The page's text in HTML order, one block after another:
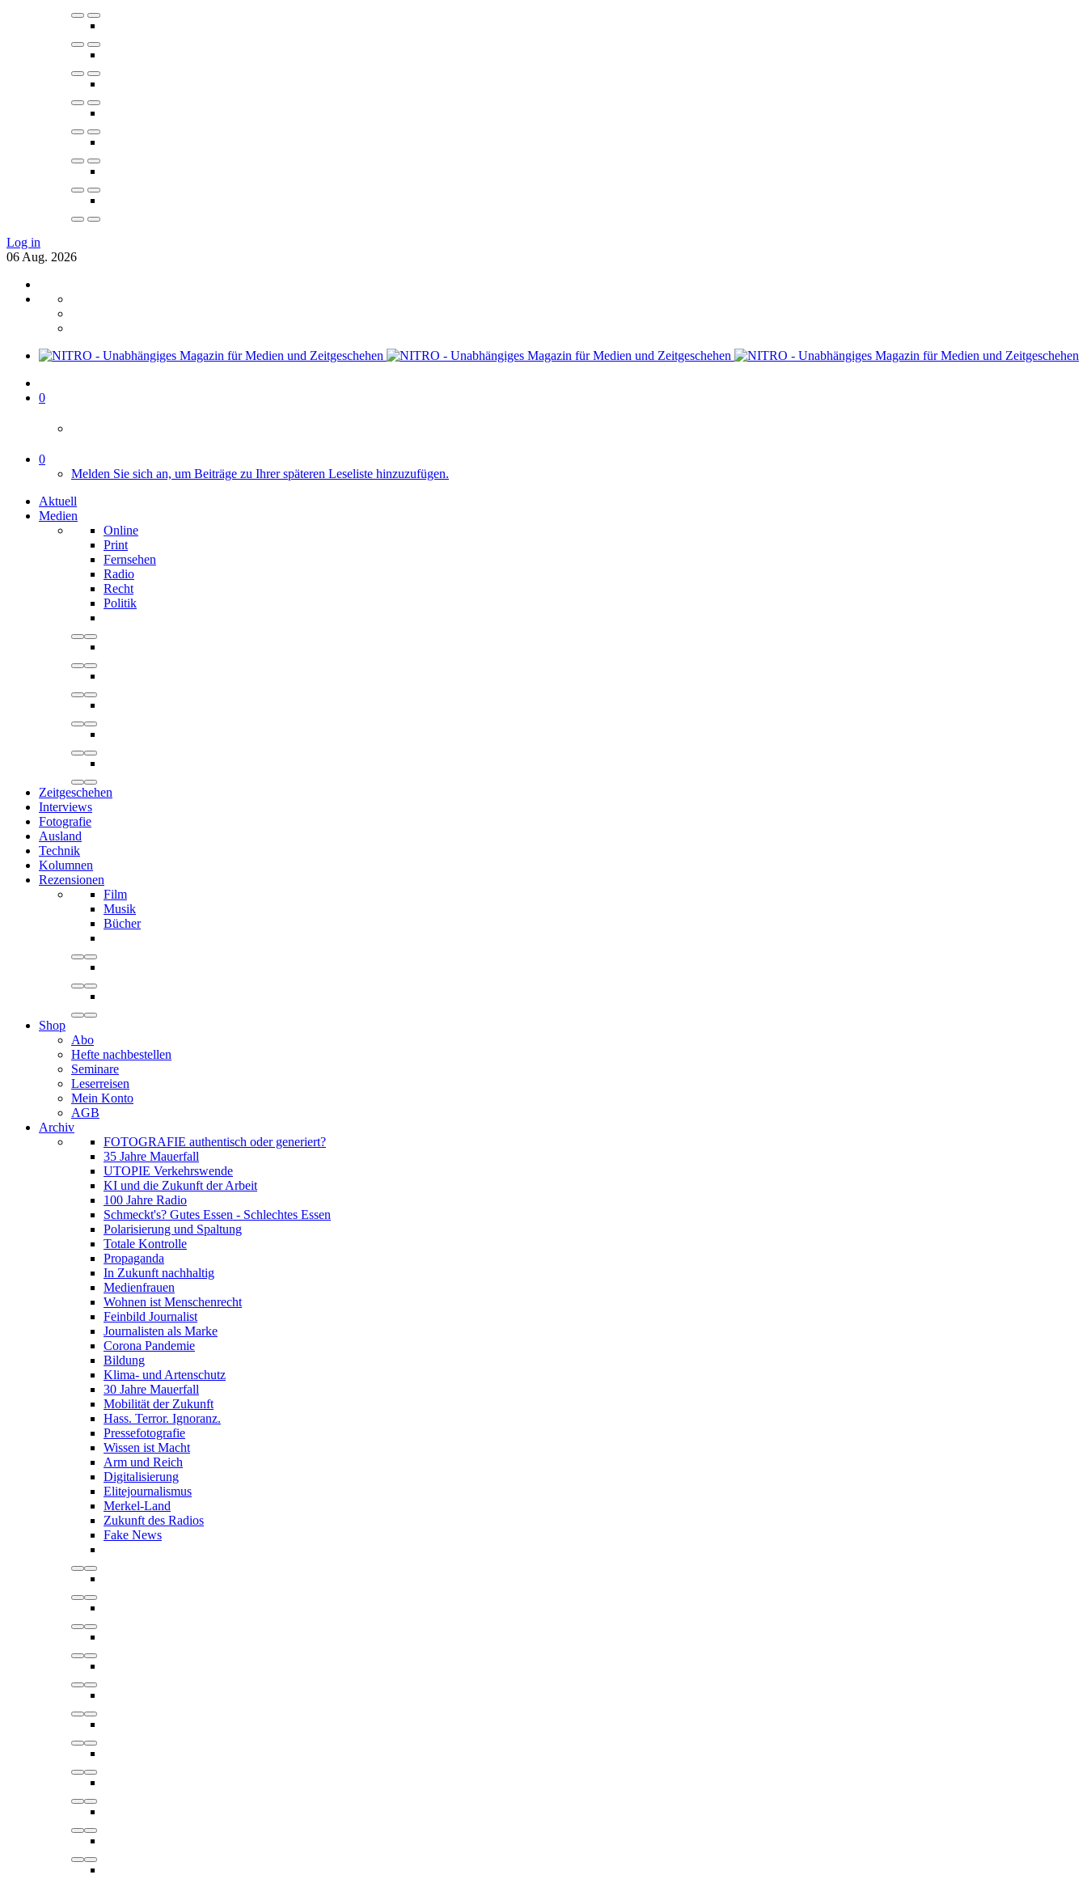
Log in
06 Aug. 2026
0
0
Melden Sie sich an, um Beiträge zu Ihrer späteren Leseliste hinzuzufügen.
Aktuell
Medien
Online
Print
Fernsehen
Radio
Recht
Politik
Zeitgeschehen
Interviews
Fotografie
Ausland
Technik
Kolumnen
Rezensionen
Film
Musik
Bücher
Shop
Abo
Hefte nachbestellen
Seminare
Leserreisen
Mein Konto
AGB
Archiv
FOTOGRAFIE authentisch oder generiert?
35 Jahre Mauerfall
UTOPIE Verkehrswende
KI und die Zukunft der Arbeit
100 Jahre Radio
Schmeckt's? Gutes Essen - Schlechtes Essen
Polarisierung und Spaltung
Totale Kontrolle
Propaganda
In Zukunft nachhaltig
Medienfrauen
Wohnen ist Menschenrecht
Feinbild Journalist
Journalisten als Marke
Corona Pandemie
Bildung
Klima- und Artenschutz
30 Jahre Mauerfall
Mobilität der Zukunft
Hass. Terror. Ignoranz.
Pressefotografie
Wissen ist Macht
Arm und Reich
Digitalisierung
Elitejournalismus
Merkel-Land
Zukunft des Radios
Fake News